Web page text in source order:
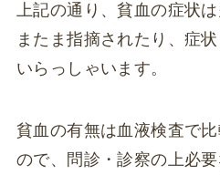
上記の通り、貧血の症状
またま指摘されたり、症
いらっしゃいます。
貧血の有無は血液検査で
ので、問診・診察の上必